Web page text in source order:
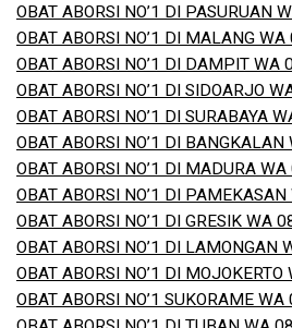
OBAT ABORSI NO’1 DI PASURUAN
OBAT ABORSI NO’1 DI MALANG
OBAT ABORSI NO’1 DI DAMPIT
OBAT ABORSI NO’1 DI SIDOARJO
OBAT ABORSI NO’1 DI SURABAYA
OBAT ABORSI NO’1 DI
OBAT ABORSI NO’1 DI MADURA
OBAT ABORSI NO’1 DI
OBAT ABORSI NO’1 DI GRESIK WA
OBAT ABORSI NO’1 DI
OBAT ABORSI NO’1 DI
OBAT ABORSI NO’1 SUKORAME